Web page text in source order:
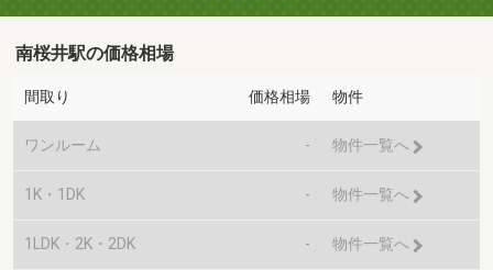
南桜井駅の価格相場
間取り 価格相場 物件
ワンルーム - 物件一覧へ
1K・1DK - 物件一覧へ
1LDK・2K・2DK - 物件一覧へ